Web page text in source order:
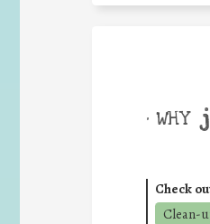
• WHY
Check
Clean-